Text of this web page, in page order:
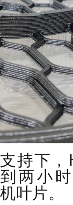
持下
两小
叶片。